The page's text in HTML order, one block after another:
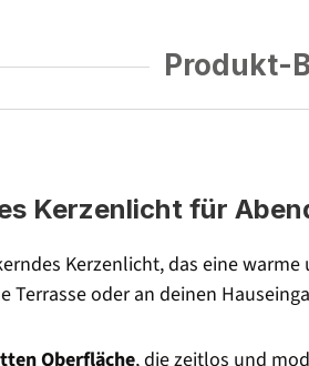
Produkt-
Kerzenlicht für
Kerzenlicht, das eine
Terrasse oder an deinen
Oberfläche, die zeitlos und